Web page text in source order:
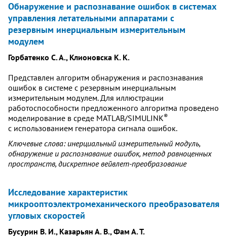
Обнаружение и распознавание ошибок в системах
управления летательными аппаратами с
резервным инерциальным измерительным
модулем
Горбатенко С. А., Клионовска К. К.
Представлен алгоритм обнаружения и распознавания
ошибок в системе с резервным инерциальным
измерительным модулем. Для иллюстрации
работоспособности предложенного алгоритма проведено
моделирование в среде MATLAB/SIMULINK®
с использованием генератора сигнала ошибок.
Ключевые слова: инерциальный измерительный модуль,
обнаружение и распознавание ошибок, метод равноценных
пространств, дискретное вейвлет-преобразование
Исследование характеристик
микрооптоэлектромеханического преобразователя
угловых скоростей
Бусурин В. И., Казарьян А. В., Фам А. Т.